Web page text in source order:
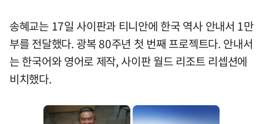
송혜교는 17일 사이판과 티니안에 한국 역사 안내서 1만
부를 전달했다. 광복 80주년 첫 번째 프로젝트다. 안내서
는 한국어와 영어로 제작, 사이판 월드 리조트 리셉션에
비치했다.